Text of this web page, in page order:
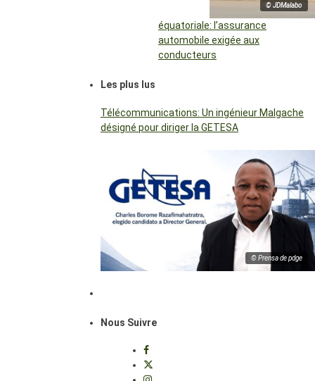
© JDMalabo
équatoriale: l’assurance
automobile exigée aux
conducteurs
Les plus lus
Télécommunications: Un ingénieur Malgache
désigné pour diriger la GETESA
© Prensa de pdge
Nous Suivre